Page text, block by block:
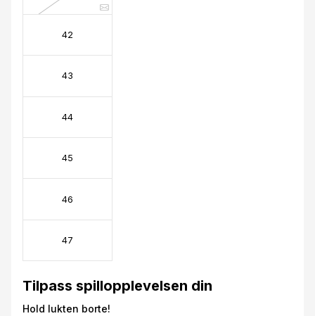
42
43
44
45
46
47
Tilpass spillopplevelsen din
Hold lukten borte!